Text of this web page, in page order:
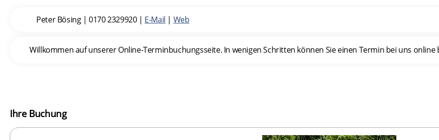
Peter Bösing|0170 2329920| E-Mail | Web
Willkommen auf unserer Online-Terminbuchungsseite. In wenigen Schritten können Sie einen Termin bei uns online
Ihre Buchung